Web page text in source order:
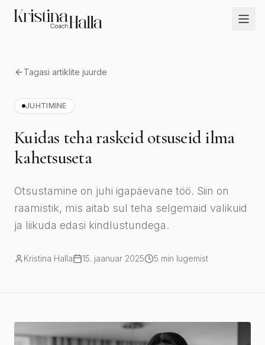
Tagasi artiklite juurde
JUHTIMINE
Kuidas teha raskeid otsuseid ilma
kahetsuseta
Otsustamine on juhi igapäevane töö. Siin on
raamistik, mis aitab sul teha selgemaid valikuid
ja liikuda edasi kindlustundega.
Kristina Halla 15. jaanuar 2025 5 min lugemist